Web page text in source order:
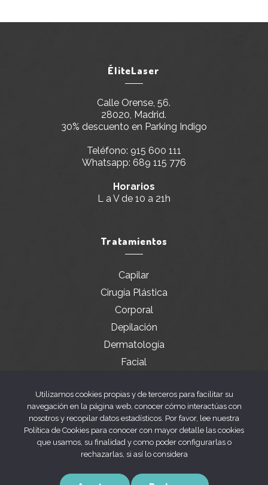
ÉliteLaser
Calle Orense, 56.
28020, Madrid.
30% descuento en Parking Indigo
Teléfono: 915 600 111
Whatsapp: 689 115 776
Horarios
L a V de 10 a 21h
Tratamientos
Capilar
Cirugía Plástica
Corporal
Depilación
Dermatología
Facial
Aviso legal
Política de privacidad
Utilizamos cookies propias y de terceros para facilitar su
navegación en la página web, conocer cómo interactúas con
nosotros y recopilar datos estadísticos. Por favor, lee nuestra
Política de Cookies para conocer con mayor detalle las cookies
que usamos, su finalidad y como poder configurarlas o
rechazarlas, si así lo considera